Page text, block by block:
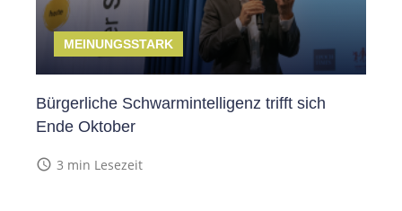
MEINUNGSSTARK
Bürgerliche Schwarmintelligenz trifft sich
Ende Oktober
access_time 3 min Lesezeit